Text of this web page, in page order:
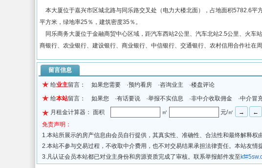
本大厦位于嘉兴市区城北路与同乐路交叉处（电力大楼北面），占地面积5782.6
平方米，绿地率25％，建筑密度35％。
同乐商务大厦位于金融商贸中心区域，距汽车西站2公里、汽车北站2.5公里、火车
商银行、农业银行、建设银行、商业银行、中信银行、交通银行、农村信用合作社在周
留言信息
给业主留言： 如果您需要 ·预约看房 ·咨询业主 ·楼盘评论
给本站留言： 如果您 ·有话要说 ·举报不实信息 ·非中介收取佣金 ·中介冒
月租金计算器： 面积 ㎡ 元/㎡
免责声明：
1.本站所展示的房产信息由会员自行提供，其真实性、准确性、合法性和最终解释权
2.本站不参与交易过程，不收取中介费用，也不对交易结果承担法律责任。本站友情
3.凡认证会员本站都已对业主身份和房源资质完成了审核。联系举报邮件发至